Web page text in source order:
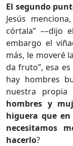
El segundo
Jesús
córtala” ––dijo
embargo el
más, le moveré
da fruto”, esa
hay hombres
nuestra
hombres y
higuera que en
necesitamos
hacerlo?